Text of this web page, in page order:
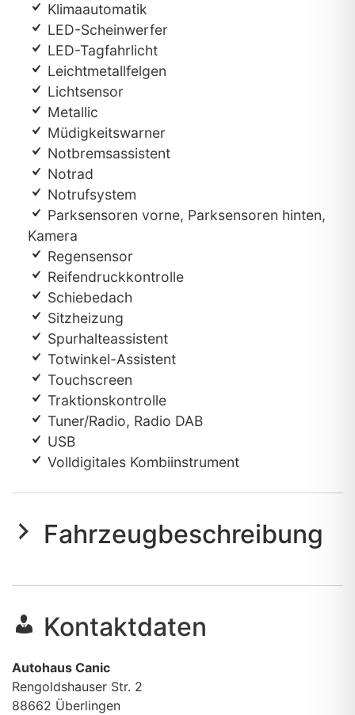
Klimaautomatik
LED-Scheinwerfer
LED-Tagfahrlicht
Leichtmetallfelgen
Lichtsensor
Metallic
Müdigkeitswarner
Notbremsassistent
Notrad
Notrufsystem
Parksensoren vorne, Parksensoren hinten,
Kamera
Regensensor
Reifendruckkontrolle
Schiebedach
Sitzheizung
Spurhalteassistent
Totwinkel-Assistent
Touchscreen
Traktionskontrolle
Tuner/Radio, Radio DAB
USB
Volldigitales Kombiinstrument
Fahrzeugbeschreibung
Kontaktdaten
Autohaus Canic
Rengoldshauser Str. 2
88662 Überlingen